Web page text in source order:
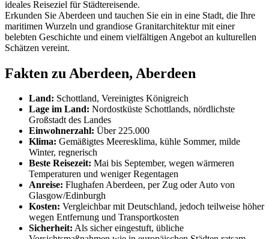
ideales Reiseziel für Städtereisende.
Erkunden Sie Aberdeen und tauchen Sie ein in eine Stadt, die Ihre
maritimen Wurzeln und grandiose Granitarchitektur mit einer
belebten Geschichte und einem vielfältigen Angebot an kulturellen
Schätzen vereint.
Fakten zu Aberdeen, Aberdeen
Land: Schottland, Vereinigtes Königreich
Lage im Land: Nordostküste Schottlands, nördlichste
Großstadt des Landes
Einwohnerzahl: Über 225.000
Klima: Gemäßigtes Meeresklima, kühle Sommer, milde
Winter, regnerisch
Beste Reisezeit: Mai bis September, wegen wärmeren
Temperaturen und weniger Regentagen
Anreise: Flughafen Aberdeen, per Zug oder Auto von
Glasgow/Edinburgh
Kosten: Vergleichbar mit Deutschland, jedoch teilweise höher
wegen Entfernung und Transportkosten
Sicherheit: Als sicher eingestuft, übliche